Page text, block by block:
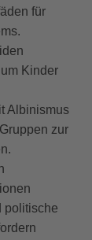
für
Kinder
Albinismus
zur
politische